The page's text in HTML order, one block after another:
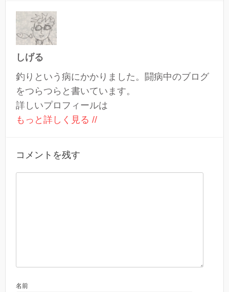
しげる
釣りという病にかかりました。闘病中のブログ
をつらつらと書いています。
詳しいプロフィールは
もっと詳しく見る //
コメントを残す
名前